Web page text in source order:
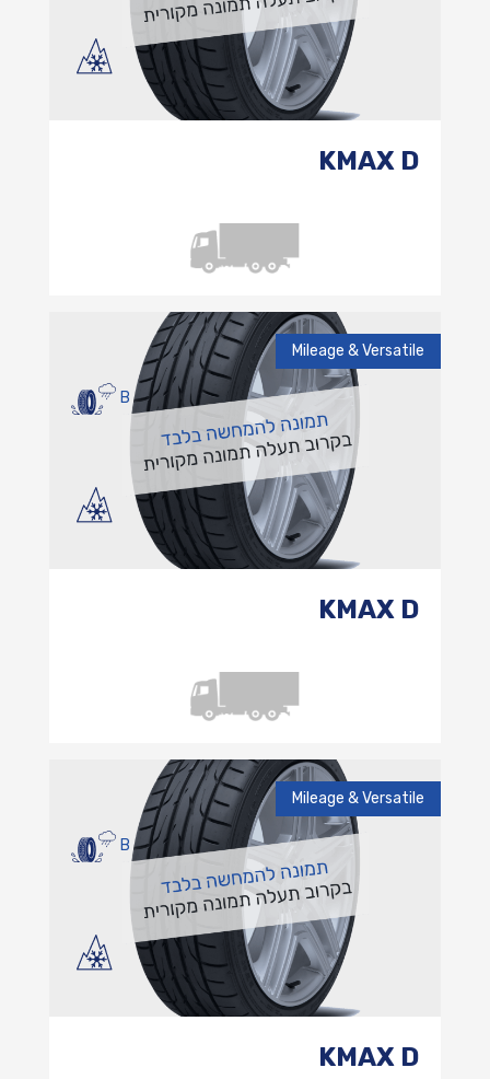
KMAX D
Mileage & Versatile
B
KMAX D
Mileage & Versatile
B
KMAX D